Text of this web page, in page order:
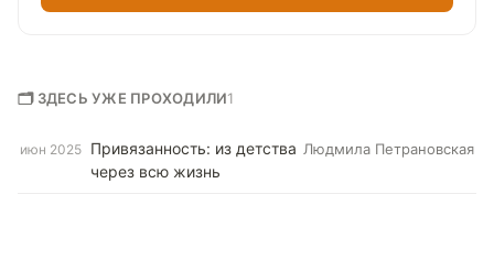
🗂 ЗДЕСЬ УЖЕ ПРОХОДИЛИ1
июн 2025 Привязанность: из детства
через всю жизнь
Людмила Петрановская